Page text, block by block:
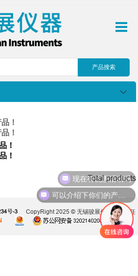
！
！
！
！
Total products
CopyRight 2025 © 无锡骏展仪器有限责任
现在有优惠活动吗